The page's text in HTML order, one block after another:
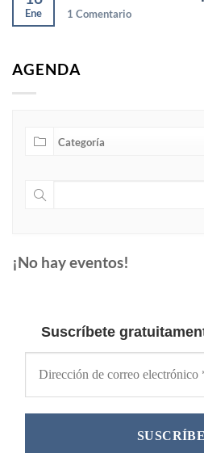
Ene 1 Comentario
AGENDA
¡No hay eventos!
Suscríbete